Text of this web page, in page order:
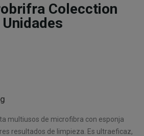
Colecction
multiusos de microfibra con esponja
resultados de limpieza. Es ultraeficaz,